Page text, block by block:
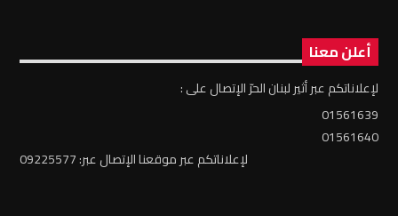
أعلن معنا
لإعلاناتكم عبر أثير لبنان الحرّ الإتصال على :
01561639
01561640
لإعلاناتكم عبر موقعنا الإتصال عبر: 09225577